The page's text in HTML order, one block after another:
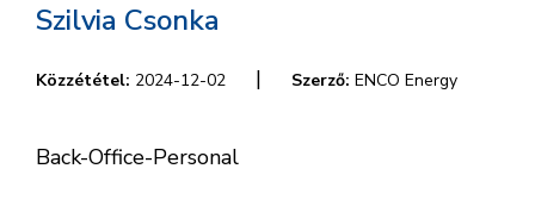
Szilvia Csonka
Közzététel: 2024-12-02 | Szerző: ENCO Energy
Back-Office-Personal